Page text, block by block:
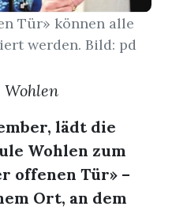
Tür» können alle
werden. Bild: pd
Wohlen
lädt die
Wohlen zum
offenen Tür» –
Ort, an dem